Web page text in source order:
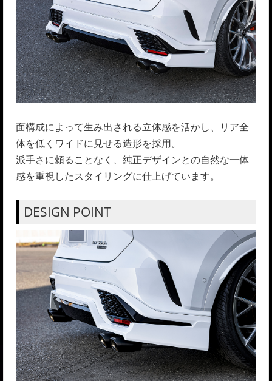
面構成によって生み出される立体感を活かし、リア全
体を低くワイドに見せる造形を採用。
派手さに頼ることなく、純正デザインとの自然な一体
感を重視したスタイリングに仕上げています。
DESIGN POINT